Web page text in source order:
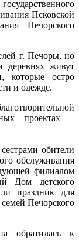
Псковской
Печорского
г. Печоры, но
деревнях живут
которые остро
и одежде.
проектах –
обители
обслуживания
филиалом
Дом детского
праздник для
Печорского
обратилась к